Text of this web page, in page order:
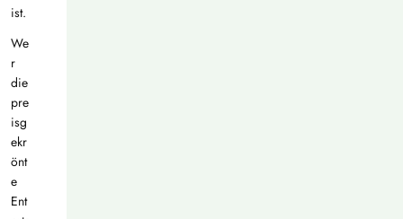
ist.
We
r
die
pre
isg
ekr
önt
e
Ent